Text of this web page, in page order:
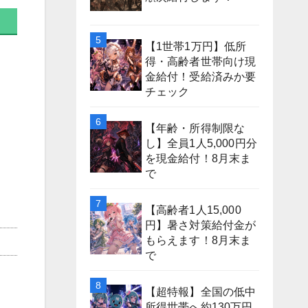
【1世帯1万円】低所
得・高齢者世帯向け現
金給付！受給済みか要
チェック
【年齢・所得制限な
し】全員1人5,000円分
を現金給付！8月末ま
で
【高齢者1人15,000
円】暑さ対策給付金が
もらえます！8月末ま
で
【超特報】全国の低中